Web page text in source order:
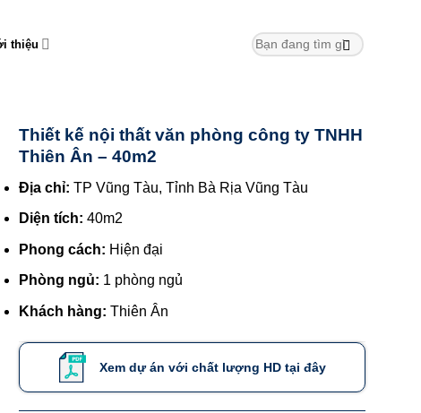
thiệu
Thiết kế nội thất văn phòng công ty TNHH
Thiên Ân – 40m2
Địa chỉ: TP Vũng Tàu, Tỉnh Bà Rịa Vũng Tàu
Diện tích: 40m2
Phong cách: Hiện đại
Phòng ngủ: 1 phòng ngủ
Khách hàng: Thiên Ân
Xem dự án với chất lượng HD tại đây